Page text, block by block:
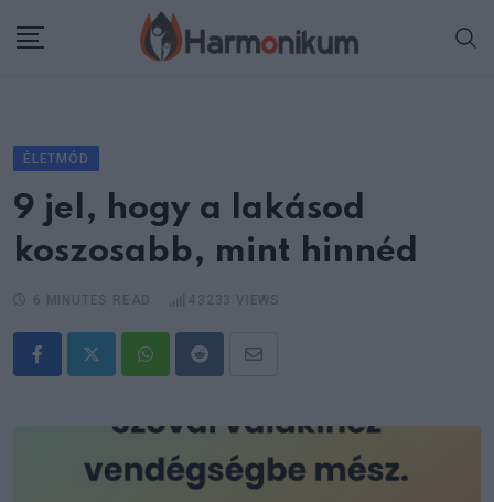
ÉLETMÓD
9 jel, hogy a lakásod
koszosabb, mint hinnéd
WhatsappRedditShare
Email